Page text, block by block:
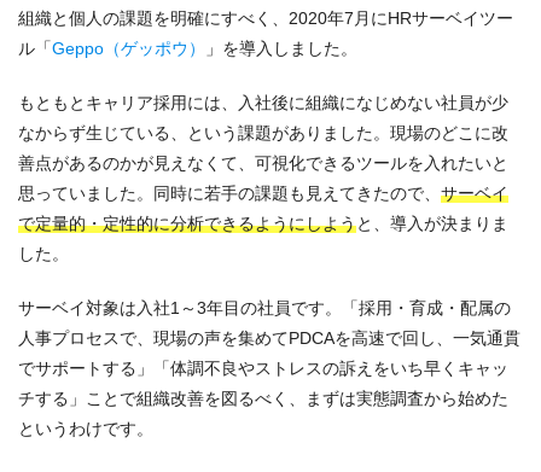
組織と個人の課題を明確にすべく、2020年7月にHRサーベイツー
ル「Geppo（ゲッポウ） 」を導入しました。
もともとキャリア採用には、入社後に組織になじめない社員が少
なからず生じている、という課題がありました。現場のどこに改
善点があるのかが見えなくて、可視化できるツールを入れたいと
思っていました。同時に若手の課題も見えてきたので、 サーベイ
で定量的・定性的に分析できるようにしようと、導入が決まりま
した。
サーベイ対象は入社1～3年目の社員です。「採用・育成・配属の
人事プロセスで、現場の声を集めてPDCAを高速で回し、一気通貫
でサポートする」「体調不良やストレスの訴えをいち早くキャッ
チする」ことで組織改善を図るべく、まずは実態調査から始めた
というわけです。